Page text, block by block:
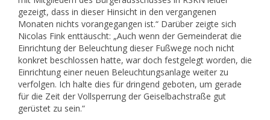
gezeigt, dass in dieser Hinsicht in den vergangenen
Monaten nichts vorangegangen ist.“ Darüber zeigte sich
Nicolas Fink enttäuscht: „Auch wenn der Gemeinderat die
Einrichtung der Beleuchtung dieser Fußwege noch nicht
konkret beschlossen hatte, war doch festgelegt worden, die
Einrichtung einer neuen Beleuchtungsanlage weiter zu
verfolgen. Ich halte dies für dringend geboten, um gerade
für die Zeit der Vollsperrung der Geiselbachstraße gut
gerüstet zu sein.“